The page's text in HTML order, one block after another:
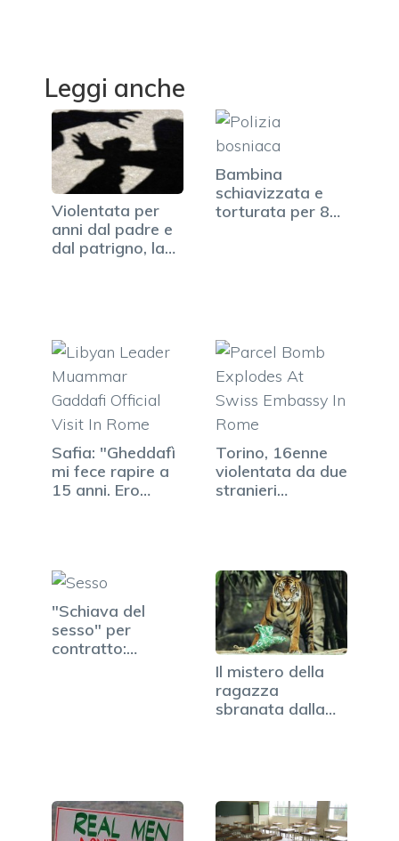
Leggi anche
Violentata per
anni dal padre e
dal patrigno, la…
Bambina
schiavizzata e
torturata per 8
Safia: "Gheddafì
mi fece rapire a
15 anni. Ero…
Torino, 16enne
violentata da due
stranieri…
"Schiava del
sesso" per
contratto:
Il mistero della
ragazza
sbranata dalla